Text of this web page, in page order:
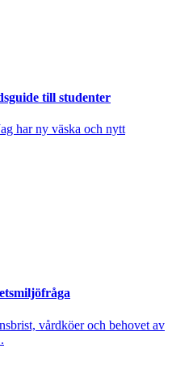
till studenter
har ny väska och nytt
vårdköer och behovet av